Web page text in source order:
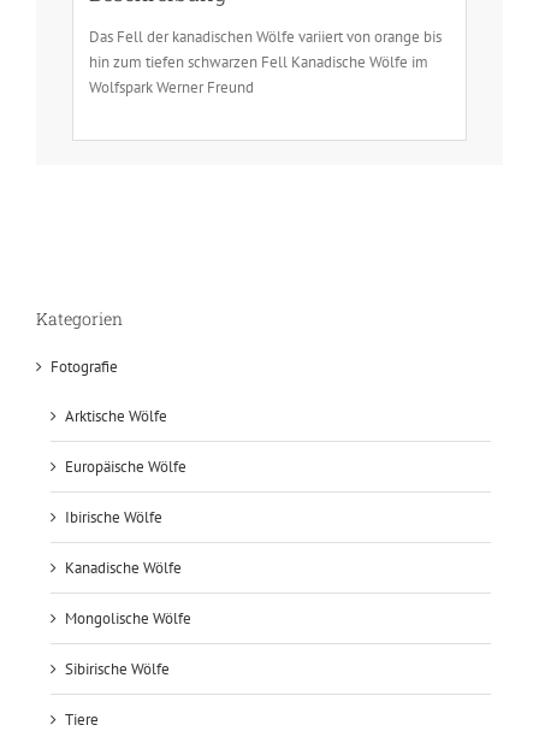
Das Fell der kanadischen Wölfe variiert von orange bis
hin zum tiefen schwarzen Fell Kanadische Wölfe im
Wolfspark Werner Freund
Kategorien
Fotografie
Arktische Wölfe
Europäische Wölfe
Ibirische Wölfe
Kanadische Wölfe
Mongolische Wölfe
Sibirische Wölfe
Tiere